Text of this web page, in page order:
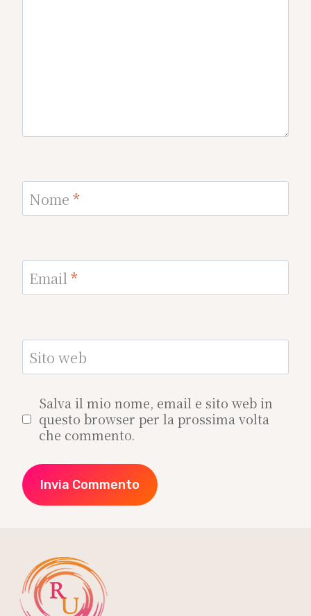
Nome *
Email*
Sito web
Salva il mio nome, email e sito web in
questo browser per la prossima volta
che commento.